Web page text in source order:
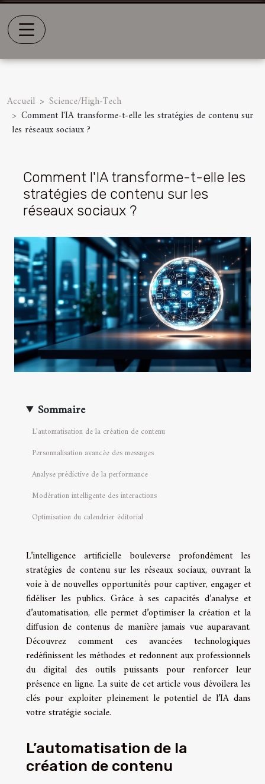
Accueil
Science/High-Tech
Comment l'IA transforme-t-elle les stratégies de contenu sur
les réseaux sociaux ?
Comment l'IA transforme-t-elle les
stratégies de contenu sur les
réseaux sociaux ?
Sommaire
L’automatisation de la création de contenu
Personnalisation avancée des messages
Analyse prédictive de la performance
Modération intelligente des interactions
Optimisation du calendrier éditorial
L’intelligence artificielle bouleverse profondément les
stratégies de contenu sur les réseaux sociaux, ouvrant la
voie à de nouvelles opportunités pour captiver, engager et
fidéliser les publics. Grâce à ses capacités d’analyse et
d’automatisation, elle permet d’optimiser la création et la
diffusion de contenus de manière jamais vue auparavant.
Découvrez comment ces avancées technologiques
redéfinissent les méthodes et redonnent aux professionnels
du digital des outils puissants pour renforcer leur
présence en ligne. La suite de cet article vous dévoilera les
clés pour exploiter pleinement le potentiel de l’IA dans
votre stratégie sociale.
L’automatisation de la
création de contenu